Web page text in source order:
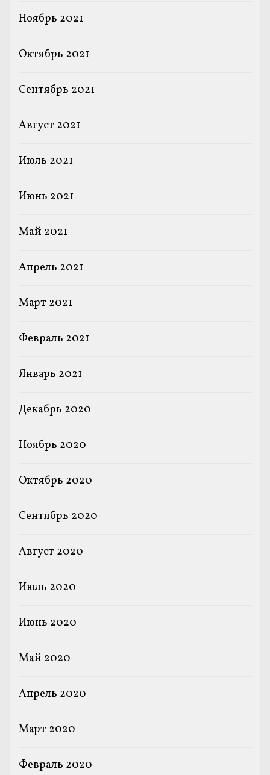
Ноябрь 2021
Октябрь 2021
Сентябрь 2021
Август 2021
Июль 2021
Июнь 2021
Май 2021
Апрель 2021
Март 2021
Февраль 2021
Январь 2021
Декабрь 2020
Ноябрь 2020
Октябрь 2020
Сентябрь 2020
Август 2020
Июль 2020
Июнь 2020
Май 2020
Апрель 2020
Март 2020
Февраль 2020